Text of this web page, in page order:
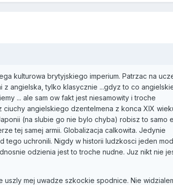
kulturowa brytyjskiego imperium. Patrzac na
angielska, tylko klasycznie ...gdyz to co
... ale sam ow fakt jest niesamowity i troche
angielskiego dzentelmena z konca XIX
(na slubie go nie bylo chyba) robisz to samo
tej samej armii. Globalizacja calkowita. Jedynie
tego uchronili. Nigdy w historii ludzkosci jeden
odzienia jest to troche nudne. Juz nikt nie
mej uwadze szkockie spodnice. Nie